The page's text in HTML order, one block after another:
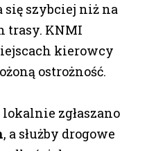
się szybciej niż na
trasy. KNMI
kierowcy
ostrożność.
zgłaszano
, a służby drogowe